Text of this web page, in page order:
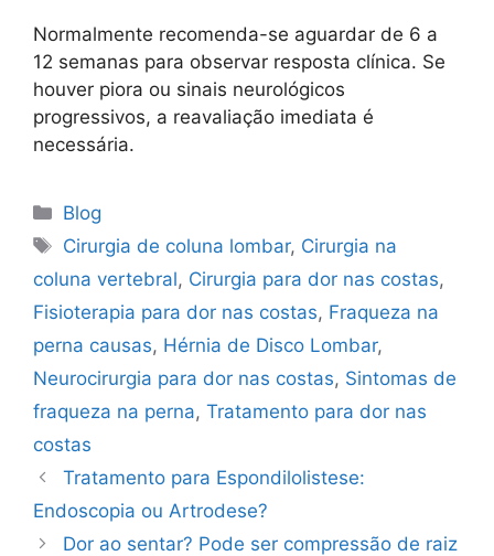
Normalmente recomenda-se aguardar de 6 a
12 semanas para observar resposta clínica. Se
houver piora ou sinais neurológicos
progressivos, a reavaliação imediata é
necessária.
Blog
Cirurgia de coluna lombar, Cirurgia na
coluna vertebral, Cirurgia para dor nas costas,
Fisioterapia para dor nas costas, Fraqueza na
perna causas, Hérnia de Disco Lombar,
Neurocirurgia para dor nas costas, Sintomas de
fraqueza na perna, Tratamento para dor nas
costas
Tratamento para Espondilolistese:
Endoscopia ou Artrodese?
Dor ao sentar? Pode ser compressão de raiz